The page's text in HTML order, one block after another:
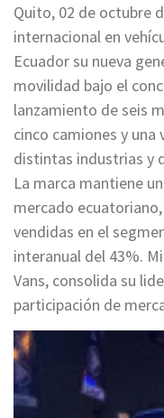
Quito, 02 de octubre
internacional en
Ecuador su nueva
movilidad bajo el
lanzamiento de seis
cinco camiones y
distintas industrias y
La marca mantiene
mercado
vendidas en el
interanual del 43%.
Vans, consolida su
participación de